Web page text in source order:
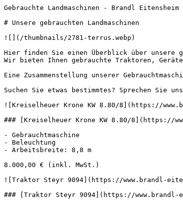
Gebrauchte Landmaschinen - Brandl
# Unsere gebrauchten Landmaschinen
![](/thumbnails/2781-terrus.webp)
Hier finden Sie einen Überblick über unsere
Wir bieten Ihnen gebrauchte Traktoren,
Eine Zusammenstellung unserer
Suchen Sie etwas bestimmtes? Sprechen Sie
![Kreiselheuer Krone KW 8.80/8](https://
### [Kreiselheuer Krone KW 8.80/8](https://
- Gebrauchtmaschine
- Beleuchtung
- Arbeitsbreite: 8,8 m
8.000,00 € (inkl. MwSt.)
![Traktor Steyr 9094](https://www.brandl-
### [Traktor Steyr 9094](https://www.brandl-